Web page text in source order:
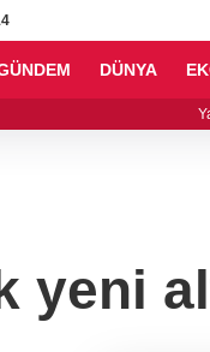
DÜNYA
Bilecik'te Vali Sözer'den